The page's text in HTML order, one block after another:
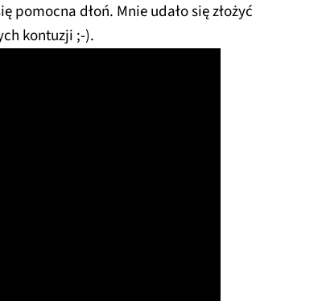
pomocna dłoń. Mnie udało się złożyć
kontuzji ;-).